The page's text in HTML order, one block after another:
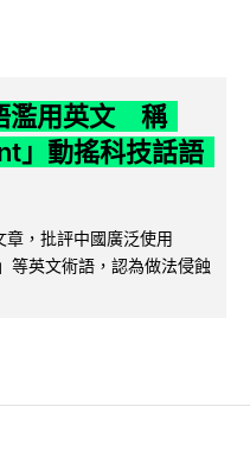
濫用英文 稱
」動搖科技話語
，批評中國廣泛使用
等英文術語，認為做法侵蝕